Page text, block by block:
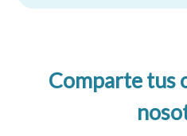
Comparte tus